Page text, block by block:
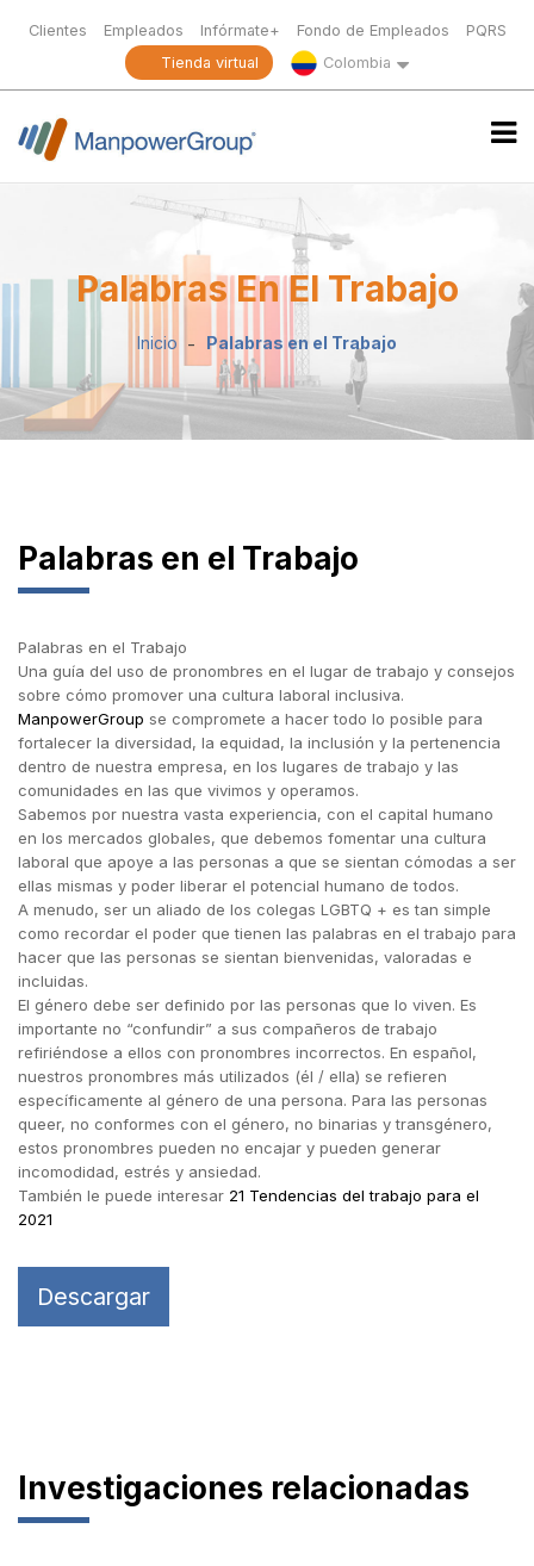
Clientes Empleados Infórmate+ Fondo de Empleados
PQRS
Tienda virtual
Colombia
Palabras En El Trabajo
Inicio Palabras en el Trabajo
Palabras en el Trabajo
Palabras en el Trabajo
Una guía del uso de pronombres en el lugar de trabajo y consejos
sobre cómo promover una cultura laboral inclusiva.
ManpowerGroup se compromete a hacer todo lo posible para
fortalecer la diversidad, la equidad, la inclusión y la pertenencia
dentro de nuestra empresa, en los lugares de trabajo y las
comunidades en las que vivimos y operamos.
Sabemos por nuestra vasta experiencia, con el capital humano
en los mercados globales, que debemos fomentar una cultura
laboral que apoye a las personas a que se sientan cómodas a ser
ellas mismas y poder liberar el potencial humano de todos.
A menudo, ser un aliado de los colegas LGBTQ + es tan simple
como recordar el poder que tienen las palabras en el trabajo para
hacer que las personas se sientan bienvenidas, valoradas e
incluidas.
El género debe ser definido por las personas que lo viven. Es
importante no “confundir” a sus compañeros de trabajo
refiriéndose a ellos con pronombres incorrectos. En español,
nuestros pronombres más utilizados (él / ella) se refieren
específicamente al género de una persona. Para las personas
queer, no conformes con el género, no binarias y transgénero,
estos pronombres pueden no encajar y pueden generar
incomodidad, estrés y ansiedad.
También le puede interesar 21 Tendencias del trabajo para el
2021
Descargar
Investigaciones relacionadas